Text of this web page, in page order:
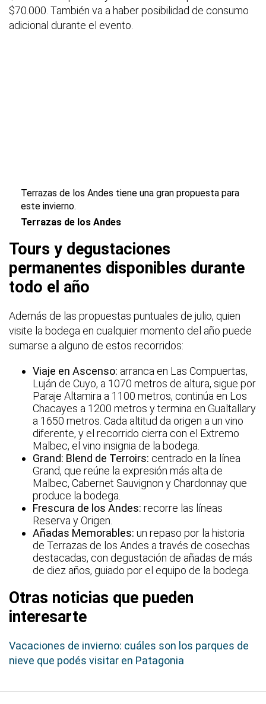
$70.000. También va a haber posibilidad de consumo
adicional durante el evento.
Terrazas de los Andes tiene una gran propuesta para
este invierno.
Terrazas de los Andes
Tours y degustaciones
permanentes disponibles durante
todo el año
Además de las propuestas puntuales de julio, quien
visite la bodega en cualquier momento del año puede
sumarse a alguno de estos recorridos:
Viaje en Ascenso: arranca en Las Compuertas,
Luján de Cuyo, a 1070 metros de altura, sigue por
Paraje Altamira a 1100 metros, continúa en Los
Chacayes a 1200 metros y termina en Gualtallary
a 1650 metros. Cada altitud da origen a un vino
diferente, y el recorrido cierra con el Extremo
Malbec, el vino insignia de la bodega.
Grand: Blend de Terroirs: centrado en la línea
Grand, que reúne la expresión más alta de
Malbec, Cabernet Sauvignon y Chardonnay que
produce la bodega.
Frescura de los Andes: recorre las líneas
Reserva y Origen.
Añadas Memorables: un repaso por la historia
de Terrazas de los Andes a través de cosechas
destacadas, con degustación de añadas de más
de diez años, guiado por el equipo de la bodega.
Otras noticias que pueden
interesarte
Vacaciones de invierno: cuáles son los parques de
nieve que podés visitar en Patagonia